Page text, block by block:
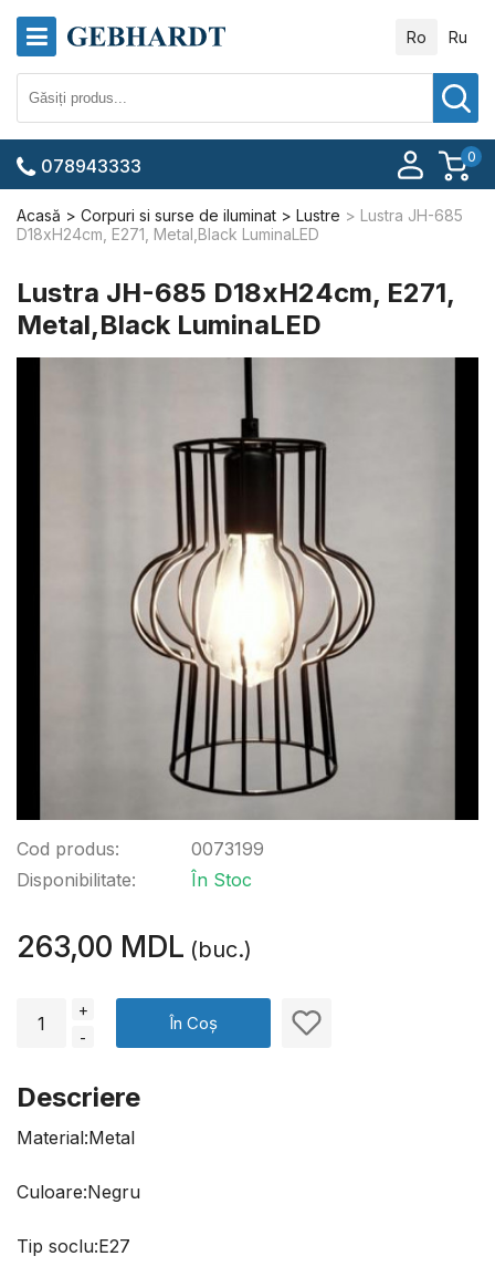
Ro Ru
0
078943333
Acasă Corpuri si surse de iluminat Lustre
Lustra JH-685
D18xH24cm, E271, Metal,Black LuminaLED
Lustra JH-685 D18xH24cm, E271,
Metal,Black LuminaLED
Cod produs:
Disponibilitate:
0073199
În Stoc
263,00 MDL (buc.)
+
-
În Coș
Descriere
Material:Metal
Culoare:Negru
Tip soclu:E27